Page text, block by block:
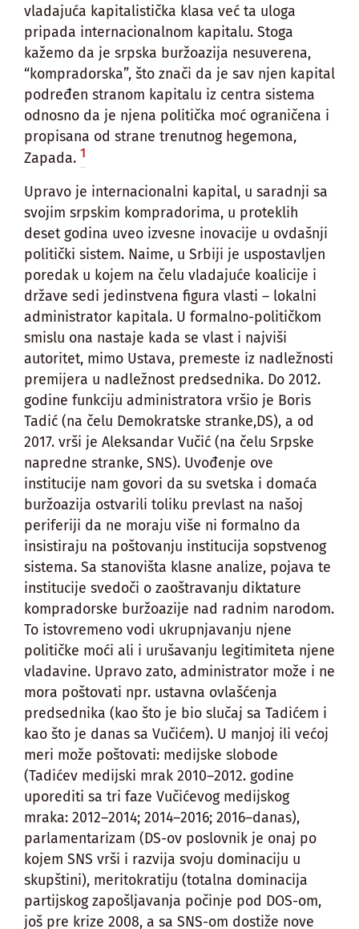
vladajuća kapitalistička klasa već ta uloga
pripada internacionalnom kapitalu. Stoga
kažemo da je srpska buržoazija nesuverena,
“kompradorska”, što znači da je sav njen kapital
podređen stranom kapitalu iz centra sistema
odnosno da je njena politička moć ograničena i
propisana od strane trenutnog hegemona,
Zapada. 1
Upravo je internacionalni kapital, u saradnji sa
svojim srpskim kompradorima, u proteklih
deset godina uveo izvesne inovacije u ovdašnji
politički sistem. Naime, u Srbiji je uspostavljen
poredak u kojem na čelu vladajuće koalicije i
države sedi jedinstvena figura vlasti – lokalni
administrator kapitala. U formalno-političkom
smislu ona nastaje kada se vlast i najviši
autoritet, mimo Ustava, premeste iz nadležnosti
premijera u nadležnost predsednika. Do 2012.
godine funkciju administratora vršio je Boris
Tadić (na čelu Demokratske stranke,DS), a od
2017. vrši je Aleksandar Vučić (na čelu Srpske
napredne stranke, SNS). Uvođenje ove
institucije nam govori da su svetska i domaća
buržoazija ostvarili toliku prevlast na našoj
periferiji da ne moraju više ni formalno da
insistiraju na poštovanju institucija sopstvenog
sistema. Sa stanovišta klasne analize, pojava te
institucije svedoči o zaoštravanju diktature
kompradorske buržoazije nad radnim narodom.
To istovremeno vodi ukrupnjavanju njene
političke moći ali i urušavanju legitimiteta njene
vladavine. Upravo zato, administrator može i ne
mora poštovati npr. ustavna ovlašćenja
predsednika (kao što je bio slučaj sa Tadićem i
kao što je danas sa Vučićem). U manjoj ili većoj
meri može poštovati: medijske slobode
(Tadićev medijski mrak 2010–2012. godine
uporediti sa tri faze Vučićevog medijskog
mraka: 2012–2014; 2014–2016; 2016–danas),
parlamentarizam (DS-ov poslovnik je onaj po
kojem SNS vrši i razvija svoju dominaciju u
skupštini), meritokratiju (totalna dominacija
partijskog zapošljavanja počinje pod DOS-om,
još pre krize 2008, a sa SNS-om dostiže nove